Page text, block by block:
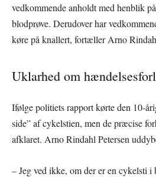
vedkommende anholdt med henblik
blodprøve. Derudover har
køre på knallert, fortæller Arno
Uklarhed om
Ifølge politiets rapport kørte den 10-
side” af cykelstien, men de præcise
afklaret. Arno Rindahl Petersen
– Jeg ved ikke, om der er en cykelsti i